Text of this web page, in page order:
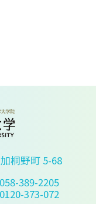
桐野町 5-68
389-2205
373-072